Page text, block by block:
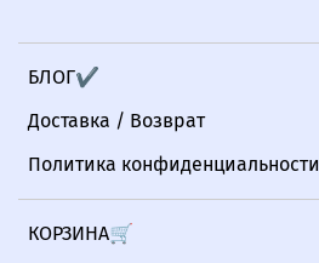
БЛОГ✔
Доставка / Возврат
Политика конфиденциальности
КОРЗИНА🛒